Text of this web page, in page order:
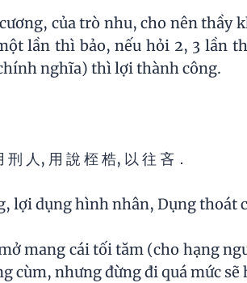
của trò nhu, cho nên thầy
lần thì bảo, nếu hỏi 2, 3 lần
nghĩa) thì lợi thành công.
刑 人, 用 說 桎 梏, 以 往 吝．
lợi dụng hình nhân, Dụng thoát
mang cái tối tăm (cho hạng
cùm, nhưng đừng đi quá mức sẽ